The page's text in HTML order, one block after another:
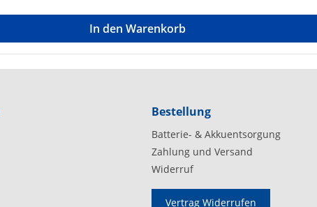
In den Warenkorb
Bestellung
Batterie- & Akkuentsorgung
Zahlung und Versand
Widerruf
Vertrag Widerrufen